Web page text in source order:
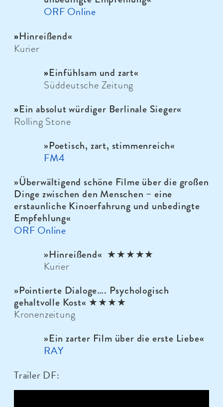
ORF Online
»Hinreißend«
Kurier
»Einfühlsam und zart«
Süddeutsche Zeitung
»Ein absolut würdiger Berlinale Sieger«
Rolling Stone
»Poetisch, zart, stimmenreich«
FM4
»Überwältigend schöne Filme über die großen
Dinge zwischen den Menschen – eine
erstaunliche Kinoerfahrung und unbedingte
Empfehlung«
ORF Online
»Hinreißend« ★★★★★
Kurier
»Pointierte Dialoge…. Psychologisch
gehaltvolle Kost« ★★★★
Kronenzeitung
»Ein zarter Film über die erste Liebe«
RAY
Trailer DF: